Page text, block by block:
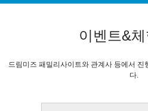
이벤트&
드림미즈 패밀리사이트와 관계사 등에서
다.